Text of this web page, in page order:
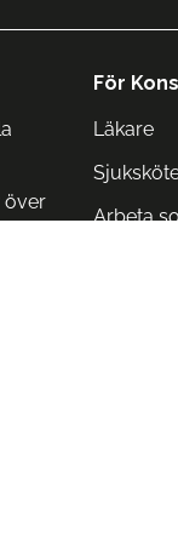
över
För
Läkare
Arbeta